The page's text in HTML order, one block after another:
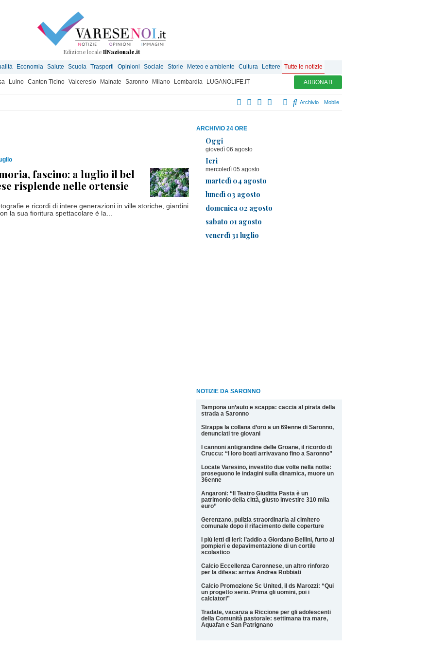
Edizione locale IlNazionale.it
Economia Salute Scuola Trasporti Opinioni Sociale Storie Meteo e ambiente Cultura Lettere Tutte le notizie
Luino Canton Ticino Valceresio Malnate Saronno Milano Lombardia LUGANOLIFE.IT ABBONATI
Archivio Mobile
ARCHIVIO 24 ORE
Oggi
giovedì 06 agosto
Ieri
mercoledì 05 agosto
martedì 04 agosto
lunedì 03 agosto
domenica 02 agosto
sabato 01 agosto
venerdì 31 luglio
NOTIZIE DA SARONNO
Tampona un’auto e scappa: caccia al pirata della
strada a Saronno
Strappa la collana d’oro a un 69enne di Saronno,
denunciati tre giovani
I cannoni antigrandine delle Groane, il ricordo di
Cruccu: “I loro boati arrivavano fino a Saronno”
Locate Varesino, investito due volte nella notte:
proseguono le indagini sulla dinamica, muore un
36enne
Angaroni: “Il Teatro Giuditta Pasta è un
patrimonio della città, giusto investire 310 mila
euro”
Gerenzano, pulizia straordinaria al cimitero
comunale dopo il rifacimento delle coperture
I più letti di ieri: l’addio a Giordano Bellini, furto ai
pompieri e depavimentazione di un cortile
scolastico
Calcio Eccellenza Caronnese, un altro rinforzo
per la difesa: arriva Andrea Robbiati
Calcio Promozione Sc United, il ds Marozzi: “Qui
un progetto serio. Prima gli uomini, poi i
calciatori”
Tradate, vacanza a Riccione per gli adolescenti
della Comunità pastorale: settimana tra mare,
Aquafan e San Patrignano
fascino: a luglio il bel
risplende nelle ortensie
e ricordi di intere generazioni in ville storiche, giardini
la sua fioritura spettacolare è la...